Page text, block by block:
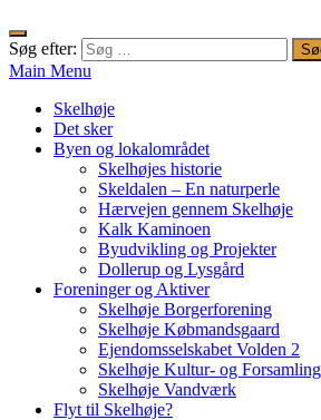
Søg efter:
Main Menu
Skelhøje
Det sker
Byen og lokalområdet
Skelhøjes historie
Skeldalen – En naturperle
Hærvejen gennem Skelhøje
Kalk Kaminoen
Byudvikling og Projekter
Dollerup og Lysgård
Foreninger og Aktiver
Skelhøje Borgerforening
Skelhøje Købmandsgaard
Ejendomsselskabet Volden 2
Skelhøje Kultur- og
Skelhøje Vandværk
Flyt til Skelhøje?